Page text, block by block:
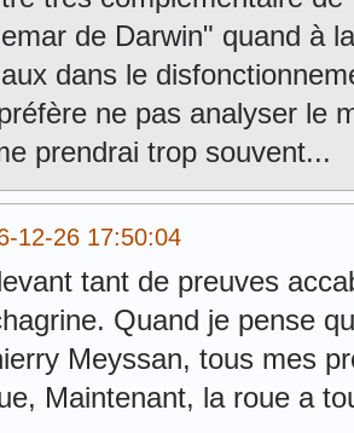
de Darwin" quand à
dans le
ne pas analyser le
prendrai trop souvent...
12-26 17:50:04
tant de preuves
Quand je pense
Meyssan, tous mes
Maintenant, la roue a